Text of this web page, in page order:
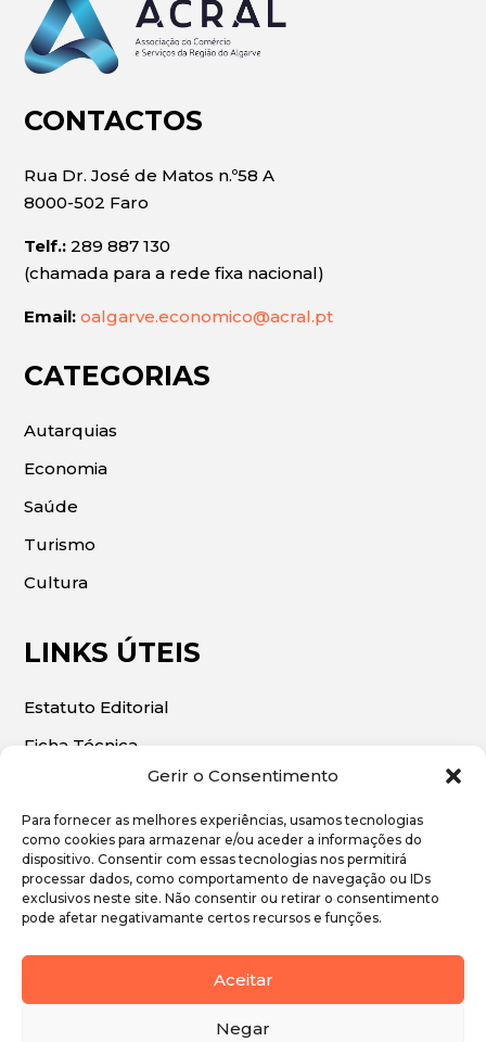
Gerir o Consentimento
Para fornecer as melhores experiências, usamos tecnologias
como cookies para armazenar e/ou aceder a informações do
dispositivo. Consentir com essas tecnologias nos permitirá
processar dados, como comportamento de navegação ou IDs
exclusivos neste site. Não consentir ou retirar o consentimento
pode afetar negativamante certos recursos e funções.
Aceitar
Negar
CONTACTOS
Rua Dr. José de Matos n.º58 A
8000-502 Faro
Telf.: 289 887 130
(chamada para a rede fixa nacional)
Email: oalgarve.economico@acral.pt
CATEGORIAS
Autarquias
Economia
Saúde
Turismo
Cultura
LINKS ÚTEIS
Estatuto Editorial
Ficha Técnica
© 2026 | O Algarve Económico. Todos os direitos
reservados.